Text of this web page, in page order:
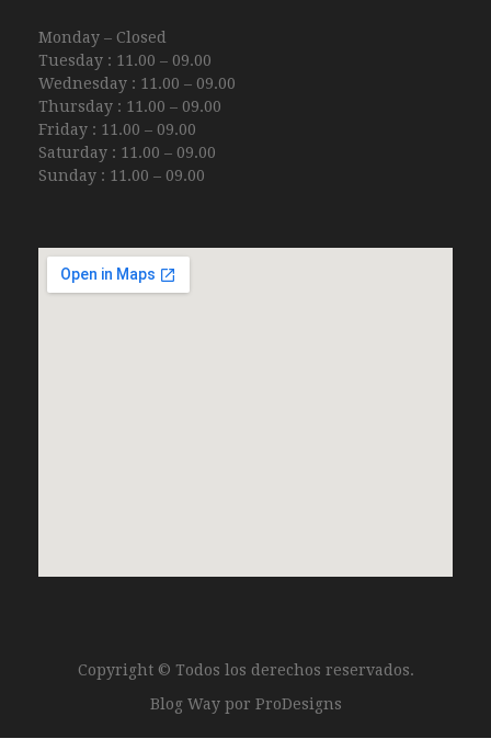
Monday – Closed
Tuesday : 11.00 – 09.00
Wednesday : 11.00 – 09.00
Thursday : 11.00 – 09.00
Friday : 11.00 – 09.00
Saturday : 11.00 – 09.00
Sunday : 11.00 – 09.00
Copyright © Todos los derechos reservados.
Blog Way por ProDesigns